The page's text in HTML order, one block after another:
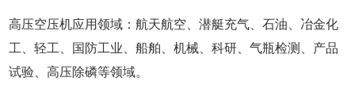
高压空压机应用领域：航天航空、潜艇充气、石油、冶金化
工、轻工、国防工业、船舶、机械、科研、气瓶检测、产品
试验、高压除磷等领域。